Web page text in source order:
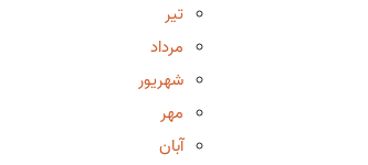
تیر
مرداد
شهریور
مهر
آبان